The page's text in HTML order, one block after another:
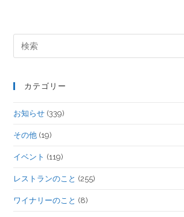
カテゴリー
お知らせ (339)
その他 (19)
イベント (119)
レストランのこと (255)
ワイナリーのこと (8)